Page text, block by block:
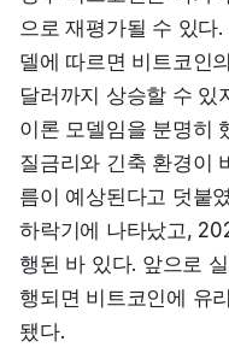
으로 재평가될 수 있다
델에 따르면 비트코인
달러까지 상승할 수 있
이론 모델임을 분명히
질금리와 긴축 환경이
름이 예상된다고 덧붙
하락기에 나타났고,
행된 바 있다. 앞으로
행되면 비트코인에 유
됐다.